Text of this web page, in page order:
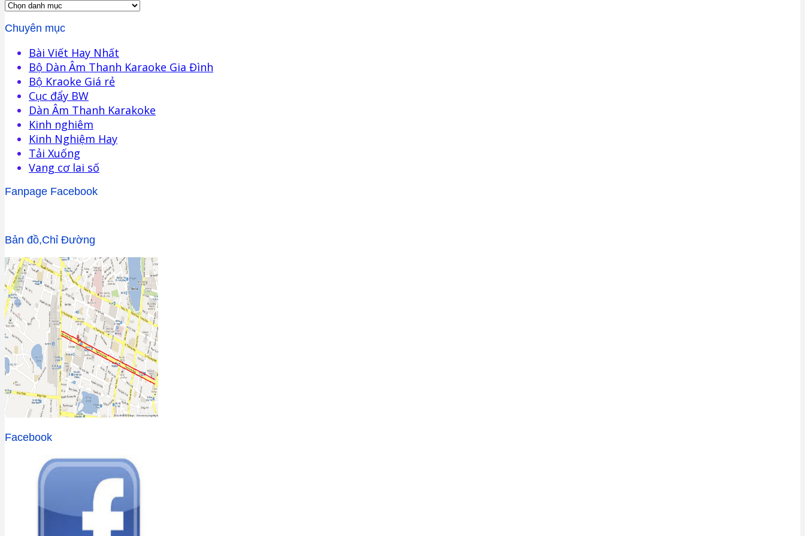
Chuyên mục
Bài Viết Hay Nhất
Bộ Dàn Âm Thanh Karaoke Gia Đình
Bộ Kraoke Giá rẻ
Cục đẩy BW
Dàn Âm Thanh Karakoke
Kinh nghiêm
Kinh Nghiệm Hay
Tải Xuống
Vang cơ lai số
Fanpage Facebook
Bản đồ,Chỉ Đường
Facebook